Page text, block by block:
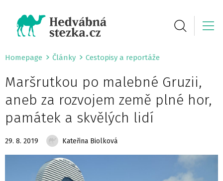
Homepage Články Cestopisy a reportáže
Maršrutkou po malebné Gruzii,
aneb za rozvojem země plné hor,
památek a skvělých lidí
29. 8. 2019 Kateřina Biolková